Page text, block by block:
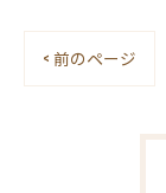
< 前のページ